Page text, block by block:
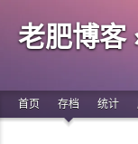
老肥博客
首页 存档 统计